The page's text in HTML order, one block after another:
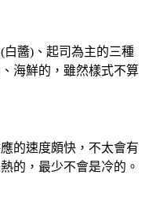
醬)、起司為主的三種
海鮮的，雖然樣式不算
的速度頗快，不太會有
的，最少不會是冷的。